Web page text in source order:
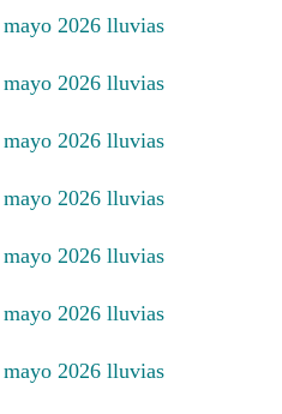
mayo 2026 lluvias
mayo 2026 lluvias
mayo 2026 lluvias
mayo 2026 lluvias
mayo 2026 lluvias
mayo 2026 lluvias
mayo 2026 lluvias